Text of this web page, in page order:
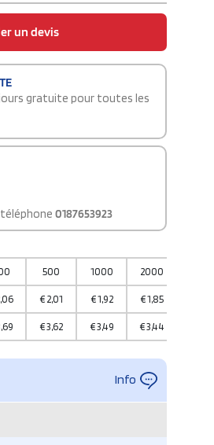
un devis
gratuite pour toutes les
0187653923
500 1000 2000
€ 2,01 €1,92 €1,85
€3,62 €3,49 €3,44
Info